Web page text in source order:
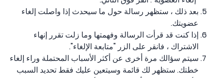
بعد ذلك ، ستظهر رسالة حول ما سيحدث إذا واصلت إلغاء
عضويتك.
إذا كنت قد قرأت الرسالة وفهمتها وما زلت تقرر إنهاء
الاشتراك ، فانقر على الزر "متابعة الإلغاء".
سيتم سؤالك مرة أخرى عن أكثر الأسباب المحتملة وراء إلغاء
خطتك. ستظهر لك قائمة وسيتعين عليك فقط تحديد السبب